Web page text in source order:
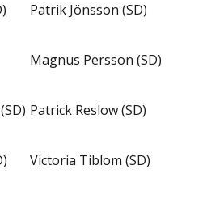
Patrik Jönsson (SD)
Magnus Persson (SD)
Patrick Reslow (SD)
Victoria Tiblom (SD)